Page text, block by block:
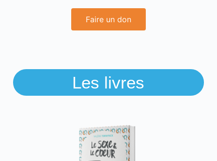
Faire un don
Les livres